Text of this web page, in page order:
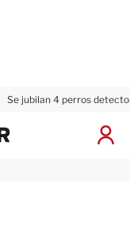
Se jubilan 4 perros
I
x